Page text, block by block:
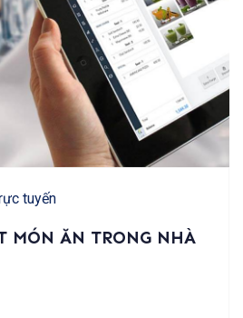
tuyến
MÓN ĂN TRONG NHÀ